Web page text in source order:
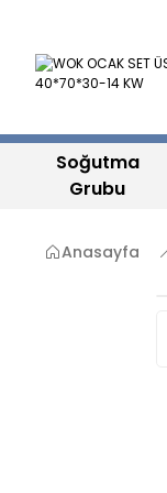
Soğutma
Grubu
Anasayfa